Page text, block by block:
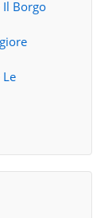
Il Borgo